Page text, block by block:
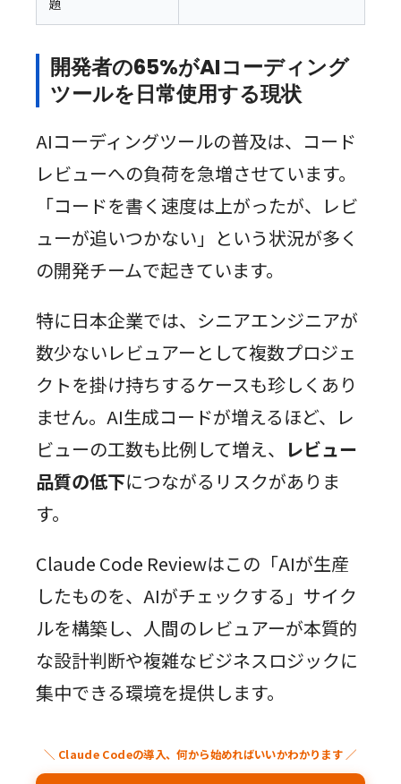
開発者の65%がAIコーディング
ツールを日常使用する現状
AIコーディングツールの普及は、コード
レビューへの負荷を急増させています。
「コードを書く速度は上がったが、レビ
ューが追いつかない」という状況が多く
の開発チームで起きています。
特に日本企業では、シニアエンジニアが
数少ないレビュアーとして複数プロジェ
クトを掛け持ちするケースも珍しくあり
ません。AI生成コードが増えるほど、レ
ビューの工数も比例して増え、
レビュー
品質の低下につながるリスクがありま
す。
Claude Code Reviewはこの「AIが生産
したものを、AIがチェックする」サイク
ルを構築し、人間のレビュアーが本質的
な設計判断や複雑なビジネスロジックに
集中できる環境を提供します。
＼ Claude Codeの導入、何から始めればいいかわかります ／